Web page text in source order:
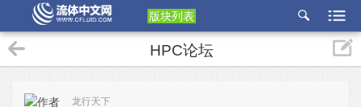
版块列表
etu
p
HPC论坛
龙行天下